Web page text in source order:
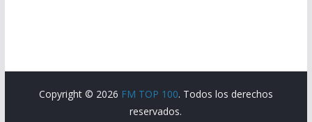
Copyright © 2026 FM TOP 100. Todos los derechos
reservados.